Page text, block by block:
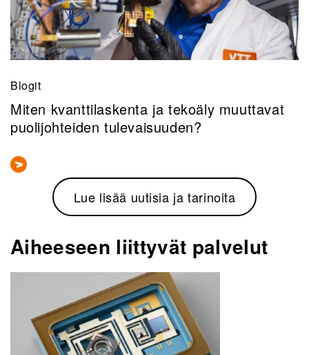
Blogit
Miten kvanttilaskenta ja tekoäly muuttavat
puolijohteiden tulevaisuuden?
Lue lisää uutisia ja tarinoita
Aiheeseen liittyvät palvelut